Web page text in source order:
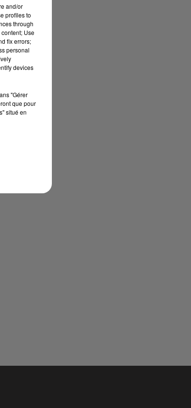
and/or
profiles to
through
Use
fix errors;
personal
devices
"Gérer
que pour
situé en